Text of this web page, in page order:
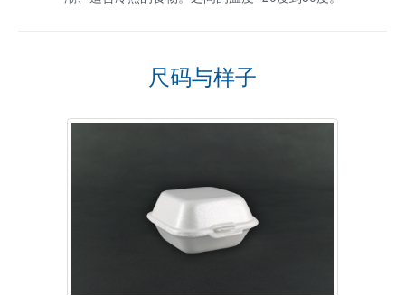
尺码与样子